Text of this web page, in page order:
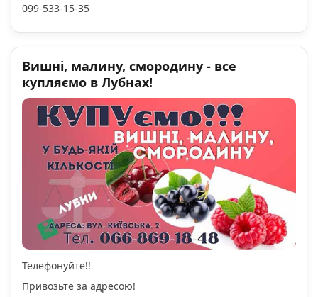
099-533-15-35
Вишні, малину, смородину - все
купляємо в Лубнах!
Телефонуйте!!
Привозьте за адресою!